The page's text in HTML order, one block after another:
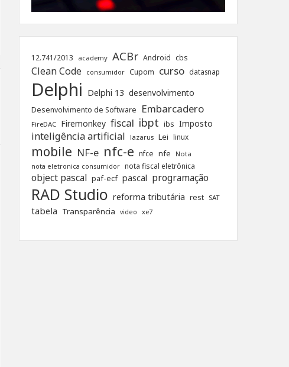
12.741/2013 academy ACBr Android cbs
Clean Code consumidor Cupom curso datasnap
Delphi Delphi 13 desenvolvimento
Desenvolvimento de Software Embarcadero
FireDAC Firemonkey fiscal ibpt ibs Imposto
inteligência artificial lazarus Lei linux
mobile NF-e nfc-e nfce nfe Nota
nota eletronica consumidor nota fiscal eletrônica
object pascal paf-ecf pascal programação
RAD Studio reforma tributária rest SAT
tabela Transparência video xe7